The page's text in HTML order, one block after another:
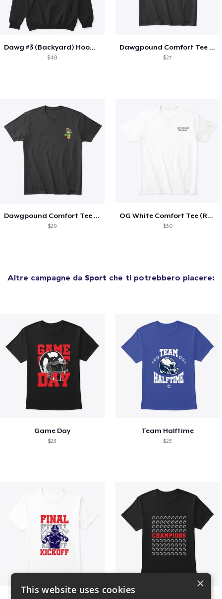
Dawg #3 (Backyard) Hoodie
$40
Dawgpound Comfort Tee (Recess)
$27
Dawgpound Comfort Tee (Bears)
$29
OG White Comfort Tee (Recess)
$30
Altre campagne da Sport che ti potrebbero piacere:
Game Day
$23
Team Halftime
$23
×
This website uses cookies